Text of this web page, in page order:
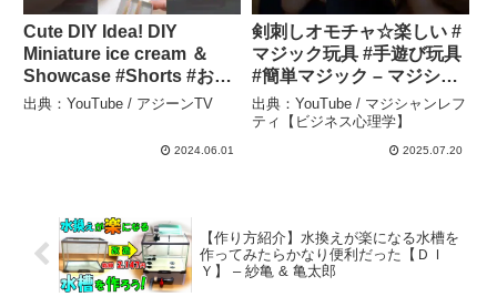
Cute DIY Idea! DIY
Miniature ice cream ＆
Showcase #Shorts #お菓
子 #DIY – アジーンTV
出典：YouTube / アジーンTV
2024.06.01
剣刺しオモチャ☆楽しい #
マジック玩具 #手遊び玩具
#簡単マジック – マジシャ
ンレフティ【ビジネス心理
学】
出典：YouTube / マジシャンレフ
ティ【ビジネス心理学】
2025.07.20
【作り方紹介】水換えが楽になる水槽を
作ってみたらかなり便利だった【ＤＩ
Ｙ】 – 紗亀 & 亀太郎